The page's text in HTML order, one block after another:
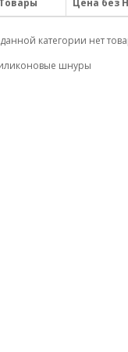
категории нет
шнуры